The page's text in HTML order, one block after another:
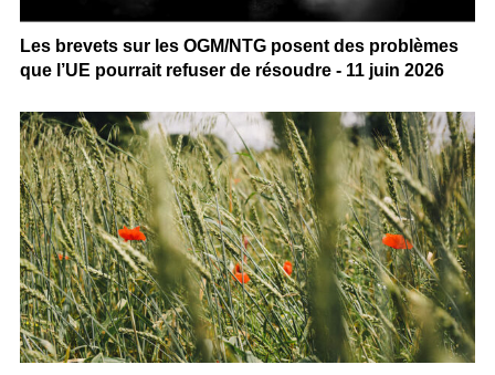
Les brevets sur les OGM/NTG posent des problèmes
que l’UE pourrait refuser de résoudre - 11 juin 2026